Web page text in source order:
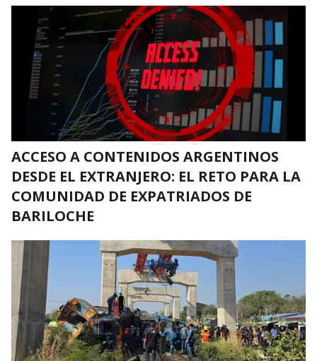
ACCESO A CONTENIDOS ARGENTINOS
DESDE EL EXTRANJERO: EL RETO PARA LA
COMUNIDAD DE EXPATRIADOS DE
BARILOCHE